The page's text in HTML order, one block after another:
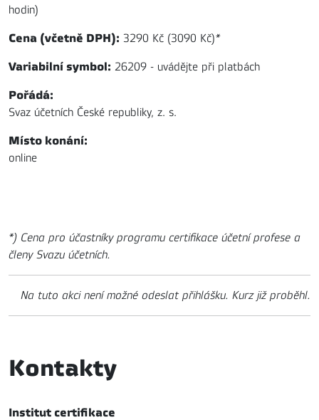
hodin)
Cena (včetně DPH): 3290 Kč (3090 Kč)*
Variabilní symbol: 26209 - uvádějte při platbách
Pořádá:
Svaz účetních České republiky, z. s.
Místo konání:
online
*) Cena pro účastníky programu certifikace účetní profese a
členy Svazu účetních.
Na tuto akci není možné odeslat přihlášku. Kurz již proběhl.
Kontakty
Institut certifikace